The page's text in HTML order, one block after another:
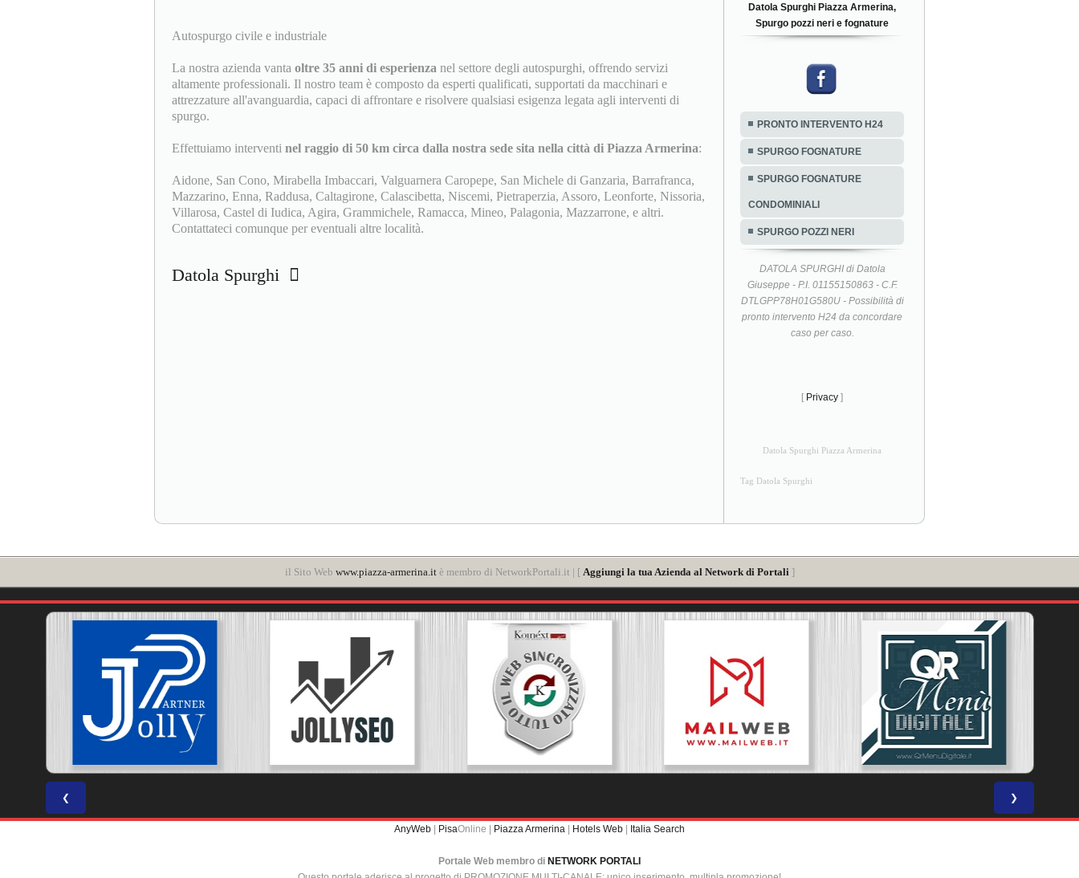
Autospurgo civile e industriale
La nostra azienda vanta oltre 35 anni di esperienza nel settore degli autospurghi, offrendo servizi
altamente professionali. Il nostro team è composto da esperti qualificati, supportati da macchinari e
attrezzature all'avanguardia, capaci di affrontare e risolvere qualsiasi esigenza legata agli interventi di
spurgo.
Effettuiamo interventi nel raggio di 50 km circa dalla nostra sede sita nella città di Piazza Armerina:
Aidone, San Cono, Mirabella Imbaccari, Valguarnera Caropepe, San Michele di Ganzaria, Barrafranca,
Mazzarino, Enna, Raddusa, Caltagirone, Calascibetta, Niscemi, Pietraperzia, Assoro, Leonforte, Nissoria,
Villarosa, Castel di Iudica, Agira, Grammichele, Ramacca, Mineo, Palagonia, Mazzarrone, e altri.
Contattateci comunque per eventuali altre località.
Datola Spurghi
Datola Spurghi Piazza Armerina,
Spurgo pozzi neri e fognature
PRONTO INTERVENTO H24
SPURGO FOGNATURE
SPURGO FOGNATURE
CONDOMINIALI
SPURGO POZZI NERI
DATOLA SPURGHI di Datola
Giuseppe - P.I. 01155150863 - C.F.
DTLGPP78H01G580U - Possibilità di
pronto intervento H24 da concordare
caso per caso.
[ Privacy ]
Datola Spurghi Piazza Armerina
Tag Datola Spurghi
il Sito Web www.piazza-armerina.itè membro di NetworkPortali.it | [ Aggiungi la tua Azienda al Network di Portali ]
❮ ❯
AnyWeb | PisaOnline | Piazza Armerina | Hotels Web | Italia Search
Portale Web membro di NETWORK PORTALI